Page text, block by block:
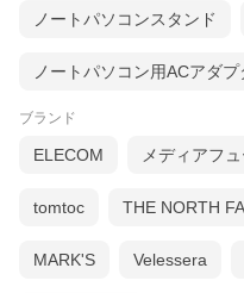
ノートパソコンスタンド
ノートパソコン用ACアダプ
ブランド
ELECOM メディアフ
tomtoc THE NORTH
MARK'S Velessera